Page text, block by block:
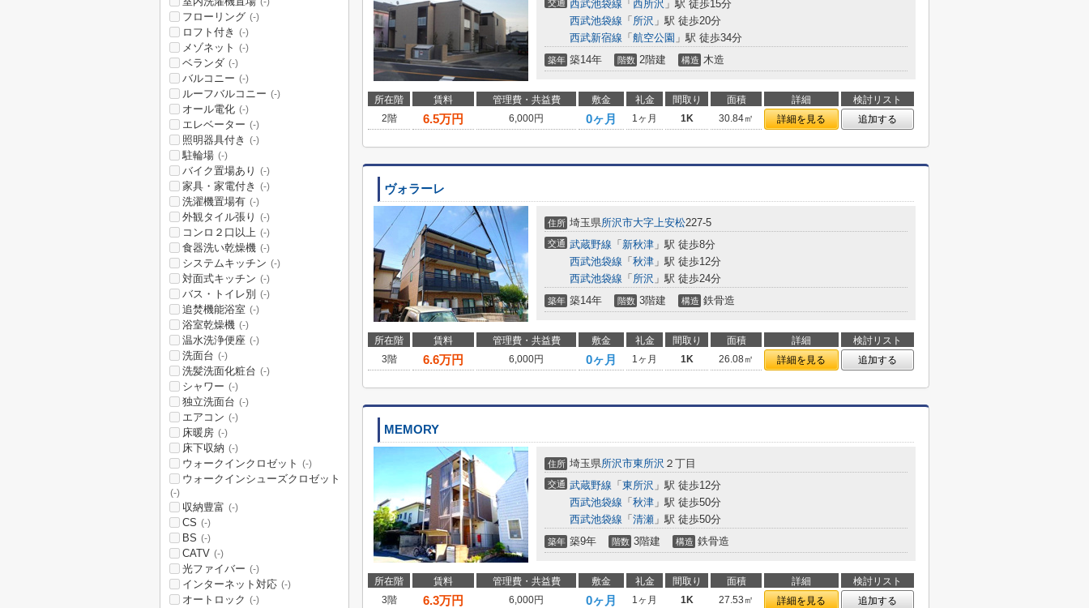
交通 西武池袋線 「 西所沢 」駅 徒歩15分
西武池袋線 「 所沢 」駅 徒歩20分
西武新宿線 「 航空公園 」駅 徒歩34分
築年 築14年 階数 2階建 構造 木造
所在階 賃料 管理費・共益費 敷金 礼金 間取り 面積 詳細
検討リスト
2階
6.5万円 6,000円 0ヶ月 1ヶ月 1K 30.84㎡ 詳細を見る 追加する
ヴォラーレ
住所 埼玉県所沢市大字上安松227-5
交通 武蔵野線 「 新秋津 」駅 徒歩8分
西武池袋線 「 秋津 」駅 徒歩12分
西武池袋線 「 所沢 」駅 徒歩24分
築年 築14年 階数 3階建 構造 鉄骨造
所在階 賃料 管理費・共益費 敷金 礼金 間取り 面積 詳細
検討リスト
3階
6.6万円 6,000円 0ヶ月 1ヶ月 1K 26.08㎡ 詳細を見る 追加する
MEMORY
住所 埼玉県所沢市東所沢 ２丁目
交通 武蔵野線 「 東所沢 」駅 徒歩12分
西武池袋線 「 秋津 」駅 徒歩50分
西武池袋線 「 清瀬 」駅 徒歩50分
築年 築9年 階数 3階建 構造 鉄骨造
所在階 賃料 管理費・共益費 敷金 礼金 間取り 面積 詳細
検討リスト
3階
6.3万円 6,000円 0ヶ月 1ヶ月 1K 27.53㎡ 詳細を見る 追加する
フローリング (-)
ロフト付き (-)
メゾネット (-)
ベランダ (-)
バルコニー (-)
ルーフバルコニー (-)
オール電化 (-)
エレベーター (-)
照明器具付き (-)
駐輪場 (-)
バイク置場あり (-)
家具・家電付き (-)
洗濯機置場有 (-)
外観タイル張り (-)
コンロ２口以上 (-)
食器洗い乾燥機 (-)
システムキッチン (-)
対面式キッチン (-)
バス・トイレ別 (-)
追焚機能浴室 (-)
浴室乾燥機 (-)
温水洗浄便座 (-)
洗面台 (-)
洗髪洗面化粧台 (-)
シャワー (-)
独立洗面台 (-)
エアコン (-)
床暖房 (-)
床下収納 (-)
ウォークインクロゼット (-)
ウォークインシューズクロゼット
(-)
収納豊富 (-)
CS (-)
BS (-)
CATV (-)
光ファイバー (-)
インターネット対応 (-)
オートロック (-)